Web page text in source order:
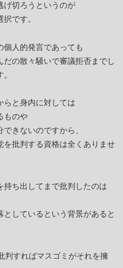
げ切ろうというのが
です。
個人的発言であっても
の散々騒いで審議拒否までし
らと身内に対しては
ものや
きないのですから、
を批判する資格は全くありませ
持ち出してまで批判したのは
としているという背景があると
判すればマスゴミがそれを擁